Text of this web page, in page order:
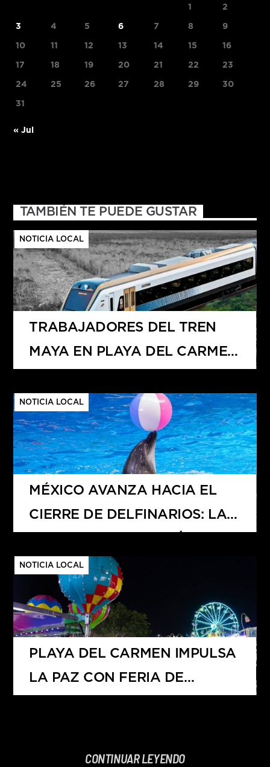
1 2
3 4 5 6 7 8 9
10 11 12 13 14 15 16
17 18 19 20 21 22 23
24 25 26 27 28 29 30
31
« Jul
TAMBIÉN TE PUEDE GUSTAR
NOTICIA LOCAL
TRABAJADORES DEL TREN
MAYA EN PLAYA DEL CARMEN
PAGO DE BONO PROMETIDO
NOTICIA LOCAL
MÉXICO AVANZA HACIA EL
CIERRE DE DELFINARIOS: LA
QUINTANA ROO CON LA
PÉRDIDA DE MÁS DE 1,800
EMPLEOS
NOTICIA LOCAL
PLAYA DEL CARMEN IMPULSA
LA PAZ CON FERIA DE
CONTINUAR LEYENDO